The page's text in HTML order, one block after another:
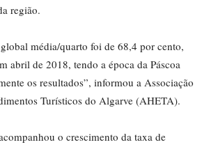
região.
média/quarto foi de 68,4 por cento,
abril de 2018, tendo a época da Páscoa
os resultados”, informou a Associação
Turísticos do Algarve (AHETA).
o crescimento da taxa de